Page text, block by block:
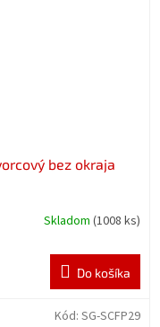
bez okraja
Skladom (1008 ks)
Do košíka
Kód: SG-SCFP29